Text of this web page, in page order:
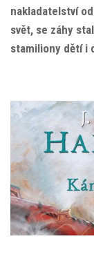
nakladatelství
svět, se záhy
stamiliony dětí i